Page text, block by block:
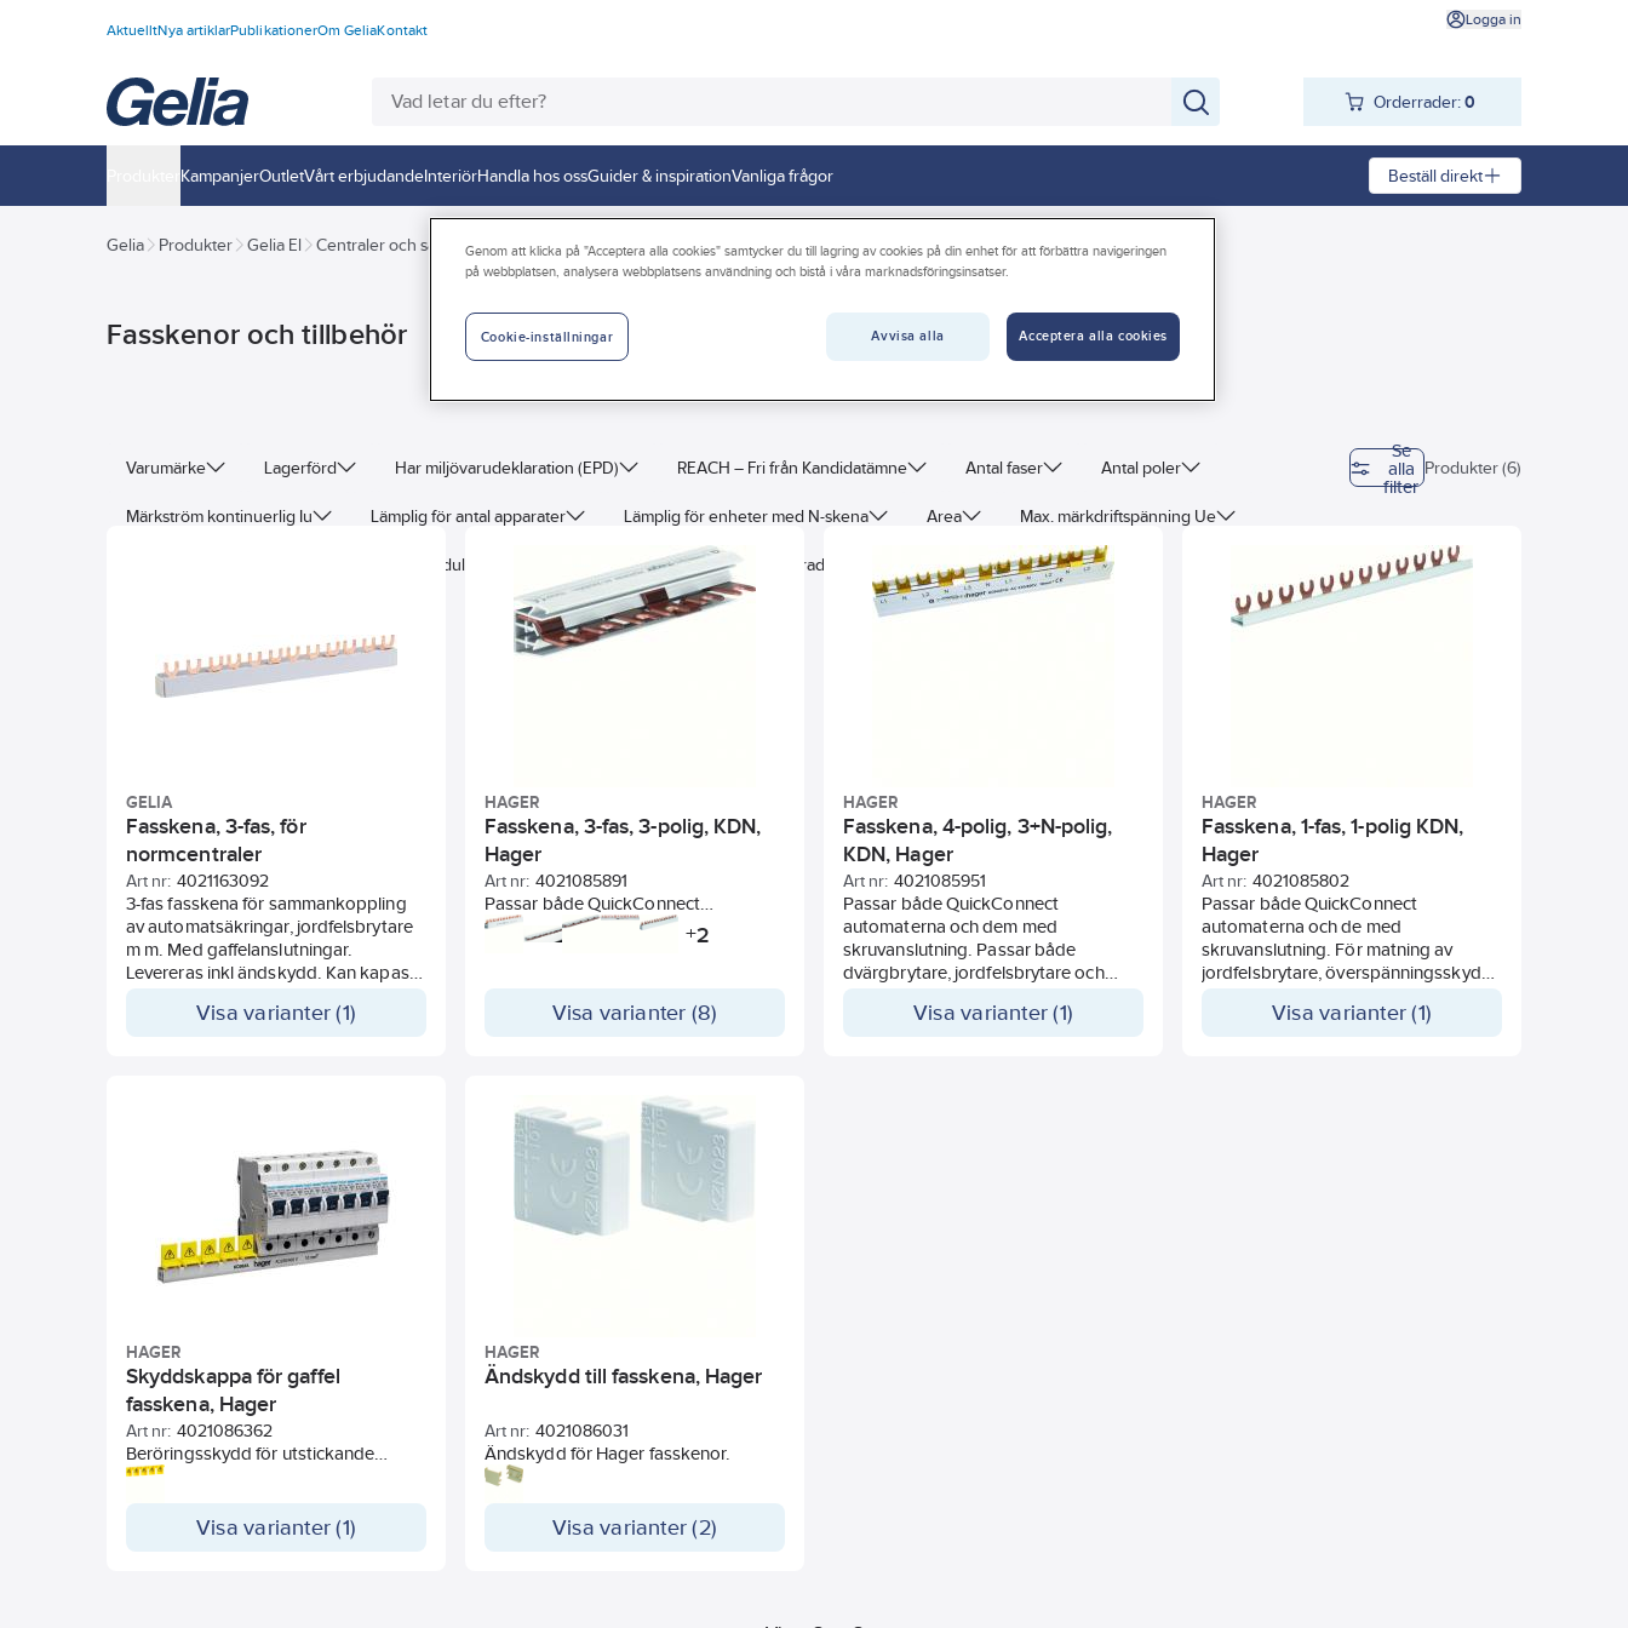
AktuelltNya artiklarPublikationerOm GeliaKontakt
Logga in
Orderrader: 0
KampanjerOutletVårt erbjudandeInteriörHandla hos ossGuider & inspirationVanliga frågor Beställ direkt
Gelia Produkter Gelia El Centraler och säkringar Normprodukter Fasskenor och tillbehör
Fasskenor och tillbehör
Varumärke Lagerförd Har miljövarudeklaration (EPD) REACH – Fri från Kandidatämne Antal faser Antal poler
Märkström kontinuerlig Iu Lämplig för antal apparater Lämplig för enheter med N-skena Area Max. märkdriftspänning Ue
Modulbredd Typ av elanslutning Isolerad Kan kapas/klippas i storlek
Se
alla
filter
Produkter (6)
GELIA
Fasskena, 3-fas, för
normcentraler
Art nr: 4021163092
3-fas fasskena för sammankoppling
av automatsäkringar, jordfelsbrytare
m m. Med gaffelanslutningar.
Levereras inkl ändskydd. Kan kapas
Visa varianter (1)
HAGER
Fasskena, 3-fas, 3-polig, KDN,
Hager
Art nr: 4021085891
Passar både QuickConnect
automaterna och dem med
skruvanslutning. Passar både
Fasskenan ska klippas, ej sågas och
+2
Visa varianter (8)
HAGER
Fasskena, 4-polig, 3+N-polig,
KDN, Hager
Art nr: 4021085951
Passar både QuickConnect
automaterna och dem med
skruvanslutning. Passar både
dvärgbrytare, jordfelsbrytare och
personskyddsautomater 4-polig,
Visa varianter (1)
HAGER
Fasskena, 1-fas, 1-polig KDN,
Hager
Art nr: 4021085802
Passar både QuickConnect
automaterna och de med
skruvanslutning. För matning av
jordfelsbrytare, överspänningsskydd
Fasskenan ska klippas, ej sågas och
Visa varianter (1)
HAGER
Skyddskappa för gaffel
fasskena, Hager
Art nr: 4021086362
Beröringsskydd för utstickande
fasskena. Fem moduler per längd.
Visa varianter (1)
HAGER
Ändskydd till fasskena, Hager
Art nr: 4021086031
Ändskydd för Hager fasskenor.
Visa varianter (2)
Genom att klicka på "Acceptera alla cookies" samtycker du till lagring av cookies på din enhet för att förbättra navigeringen
på webbplatsen, analysera webbplatsens användning och bistå i våra marknadsföringsinsatser.
Avvisa alla Acceptera alla cookies
Cookie-inställningar